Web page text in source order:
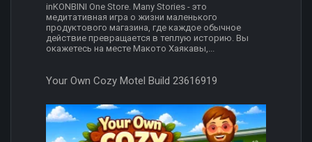
inKONBINI One Store. Many Stories - это
медитативная игра о жизни маленького
продуктового магазина, где каждое обычное
действие превращается в теплую историю. Вы
окажетесь на месте Макото Хаякавы,...
Your Own Cozy Motel Build 23616919